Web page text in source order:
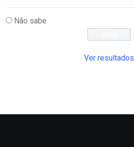
Não sabe
Ver resultados